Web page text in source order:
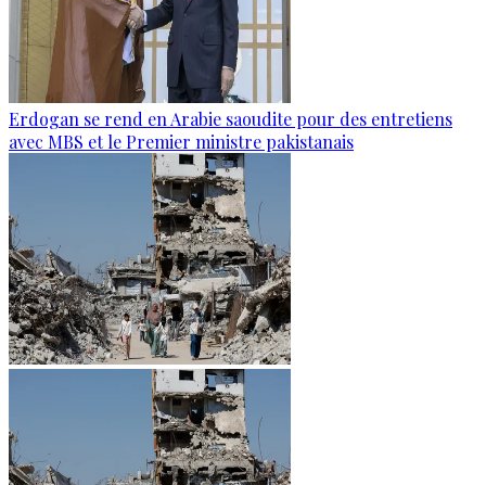
Erdogan se rend en Arabie saoudite pour des entretiens
avec MBS et le Premier ministre pakistanais